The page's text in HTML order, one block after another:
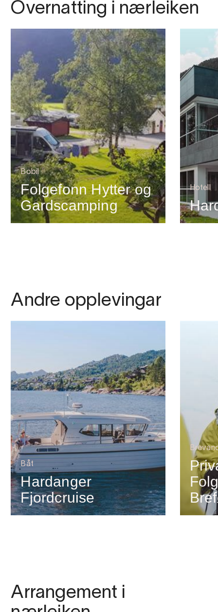
Overnatting i nærleiken
Bobil
Folgefonn Hytter og
Gardscamping
Hotell
Andre opplevingar
Båt
Hardanger
Fjordcruise
Arrangement i